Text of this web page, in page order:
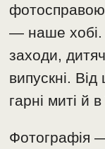
— наше хобі.
заходи,
випускні.
гарні миті й
Фотографія